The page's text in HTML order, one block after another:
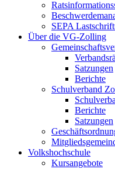
SEPA
Über die VG-Zolling
Satzungen
Berichte
Schulverband
Berichte
Satzungen
Volkshochschule
Kursangebote